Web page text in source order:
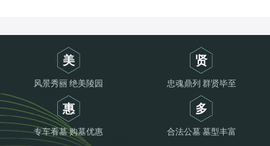
美
风景秀丽 绝美陵园
贤
忠魂鼎列 群贤毕至
惠
专车看墓 购墓优惠
多
合法公墓 墓型丰富